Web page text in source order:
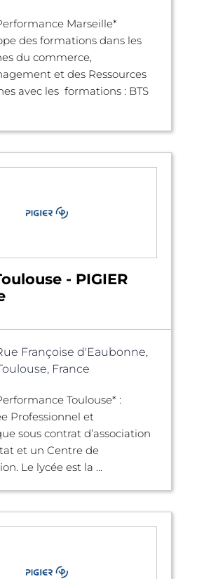
Marseille*
des formations dans les
du commerce,
et des Ressources
avec les formations : BTS
- PIGIER
Françoise d'Eaubonne,
France
Toulouse* :
Professionnel et
sous contrat d’association
et un Centre de
Le lycée est la ...